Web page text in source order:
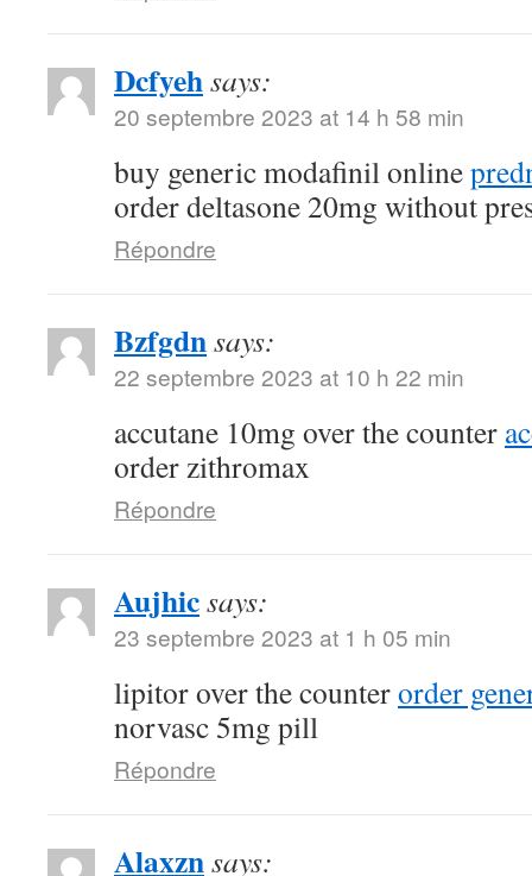
Dcfyehsays:
20 septembre 2023 at 14 h 58 min
buy generic modafinil online
order deltasone 20mg without
Répondre
Bzfgdnsays:
22 septembre 2023 at 10 h 22 min
accutane 10mg over the counter
order zithromax
Répondre
Aujhicsays:
23 septembre 2023 at 1 h 05 min
lipitor over the counterorder
norvasc 5mg pill
Répondre
Alaxznsays: